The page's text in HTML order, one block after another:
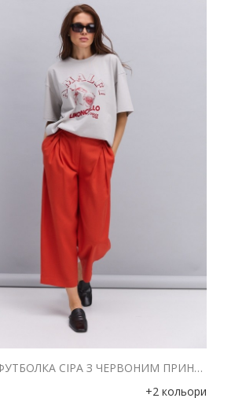
ЖІНОЧА ФУТБОЛКА СІРА З ЧЕРВОНИМ ПРИНТОМ AMALFI LIMONCELLO
+2 кольори